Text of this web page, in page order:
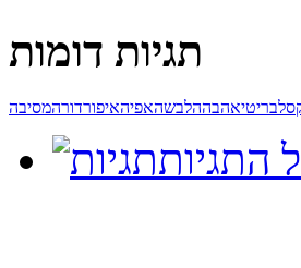
תגיות דומות
סלבריטיאהבההלבשהאפיהאיפורדורהמסיבה
התגיות